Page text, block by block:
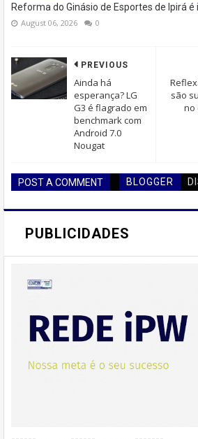
Reforma do Ginásio de Esportes de Ipirá é
August 06, 2026 0
são
no
PREVIOUS
Ainda há
esperança? LG
G3 é flagrado em
benchmark com
Android 7.0
Nougat
POST A COMMENT BLOGGER
PUBLICIDADES